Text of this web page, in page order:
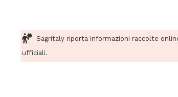
Sagritaly riporta informazioni raccolte
ufficiali.